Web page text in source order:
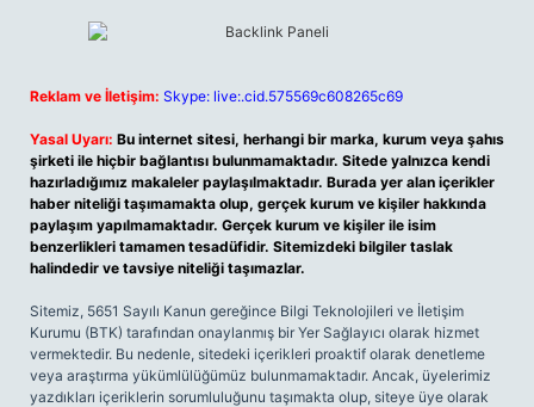
Reklam ve İletişim: Skype: live:.cid.575569c608265c69
Yasal Uyarı: Bu internet sitesi, herhangi bir marka, kurum veya şahıs
şirketi ile hiçbir bağlantısı bulunmamaktadır. Sitede yalnızca kendi
hazırladığımız makaleler paylaşılmaktadır. Burada yer alan içerikler
haber niteliği taşımamakta olup, gerçek kurum ve kişiler hakkında
paylaşım yapılmamaktadır. Gerçek kurum ve kişiler ile isim
benzerlikleri tamamen tesadüfidir. Sitemizdeki bilgiler taslak
halindedir ve tavsiye niteliği taşımazlar.
Sitemiz, 5651 Sayılı Kanun gereğince Bilgi Teknolojileri ve İletişim
Kurumu (BTK) tarafından onaylanmış bir Yer Sağlayıcı olarak hizmet
vermektedir. Bu nedenle, sitedeki içerikleri proaktif olarak denetleme
veya araştırma yükümlülüğümüz bulunmamaktadır. Ancak, üyelerimiz
yazdıkları içeriklerin sorumluluğunu taşımakta olup, siteye üye olarak